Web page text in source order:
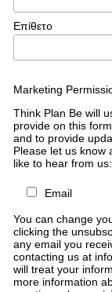
Επίθετο
Marketing
Think Plan Be will
provide on this
and to provide
Please let us know
like to hear from us:
Email
You can change
clicking the
any email you
contacting us at
will treat your
more information